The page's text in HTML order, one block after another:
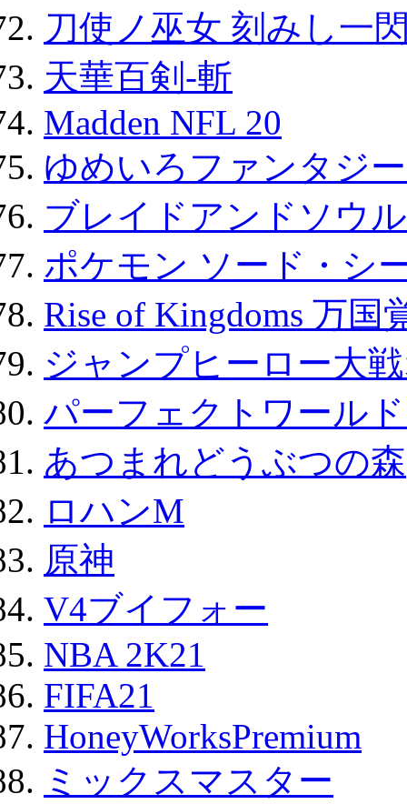
刀使ノ巫女 刻みし一
天華百剣-斬
Madden NFL 20
ゆめいろファンタジ
ブレイドアンドソウ
ポケモン ソード・シ
Rise of Kingdoms 万
ジャンプヒーロー大
パーフェクトワール
あつまれどうぶつの森
ロハンM
原神
V4ブイフォー
NBA 2K21
FIFA21
HoneyWorksPremium
ミックスマスター